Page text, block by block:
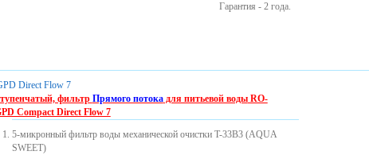
Гарантия - 2 года.
Direct Flow 7
фильтр Прямого потокадля питьевой водыRO-
Compact Direct Flow 7
5-микронный фильтр воды механической очистки T-33B3 (AQUA
SWEET)